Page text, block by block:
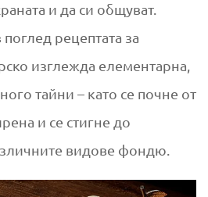
и да си общуват.
рецептата за
изглежда елементарна,
тайни – като се почне от
и се стигне до
видове фондю.